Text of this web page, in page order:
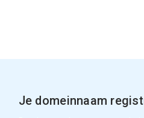
Je domeinnaam